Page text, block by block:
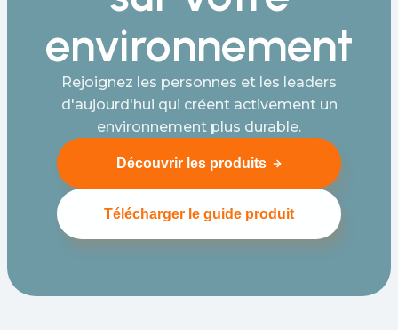
environnement
Rejoignez les personnes et les leaders
d'aujourd'hui qui créent activement un
environnement plus durable.
Découvrir les produits
Télécharger le guide produit